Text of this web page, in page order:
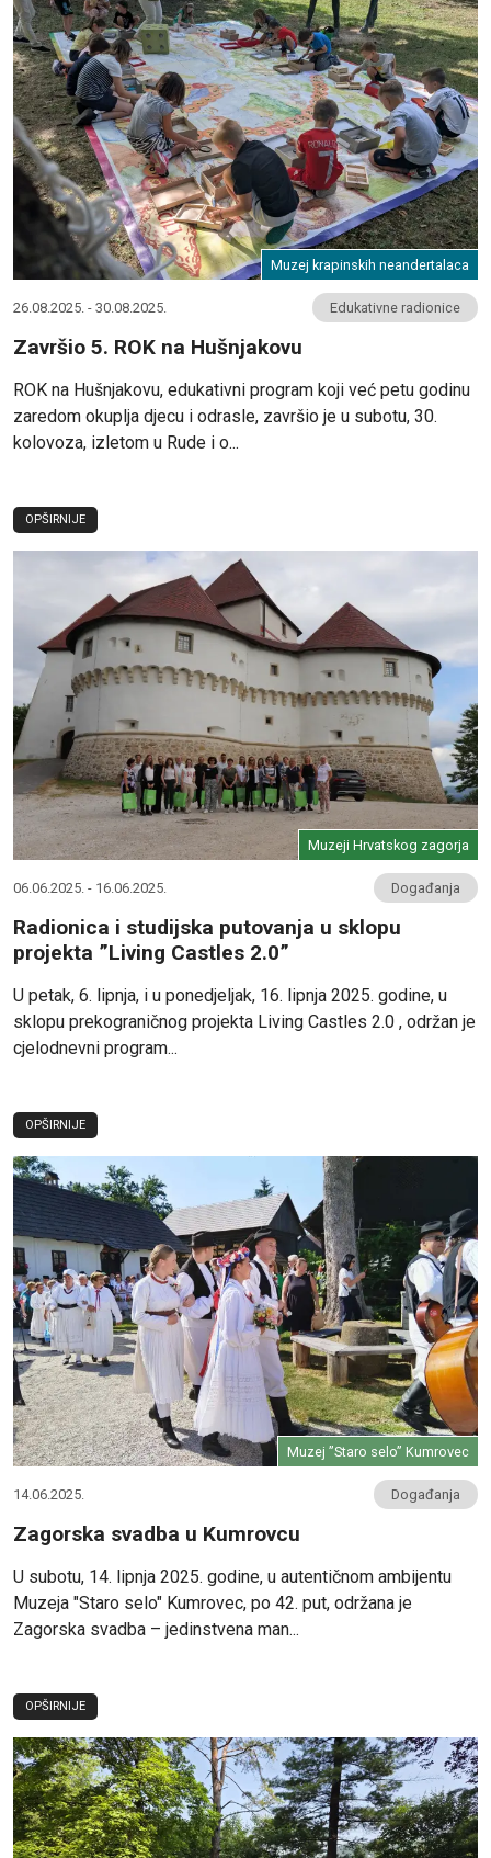
Muzej krapinskih neandertalaca
26.08.2025. - 30.08.2025. Edukativne radionice
Završio 5. ROK na Hušnjakovu
ROK na Hušnjakovu, edukativni program koji već petu godinu
zaredom okuplja djecu i odrasle, završio je u subotu, 30.
kolovoza, izletom u Rude i o...
OPŠIRNIJE
Muzeji Hrvatskog zagorja
06.06.2025. - 16.06.2025. Događanja
Radionica i studijska putovanja u sklopu
projekta ”Living Castles 2.0”
U petak, 6. lipnja, i u ponedjeljak, 16. lipnja 2025. godine, u
sklopu prekograničnog projekta Living Castles 2.0 , održan je
cjelodnevni program...
OPŠIRNIJE
Muzej ”Staro selo” Kumrovec
14.06.2025. Događanja
Zagorska svadba u Kumrovcu
U subotu, 14. lipnja 2025. godine, u autentičnom ambijentu
Muzeja "Staro selo" Kumrovec, po 42. put, održana je
Zagorska svadba – jedinstvena man...
OPŠIRNIJE